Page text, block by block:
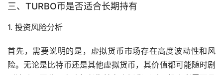
三、TURBO币是否适合长期持有
1. 投资风险分析
首先，需要说明的是，虚拟货币市场存在高度波动性和风
险。无论是比特币还是其他虚拟货币，其价值都可能随时剧